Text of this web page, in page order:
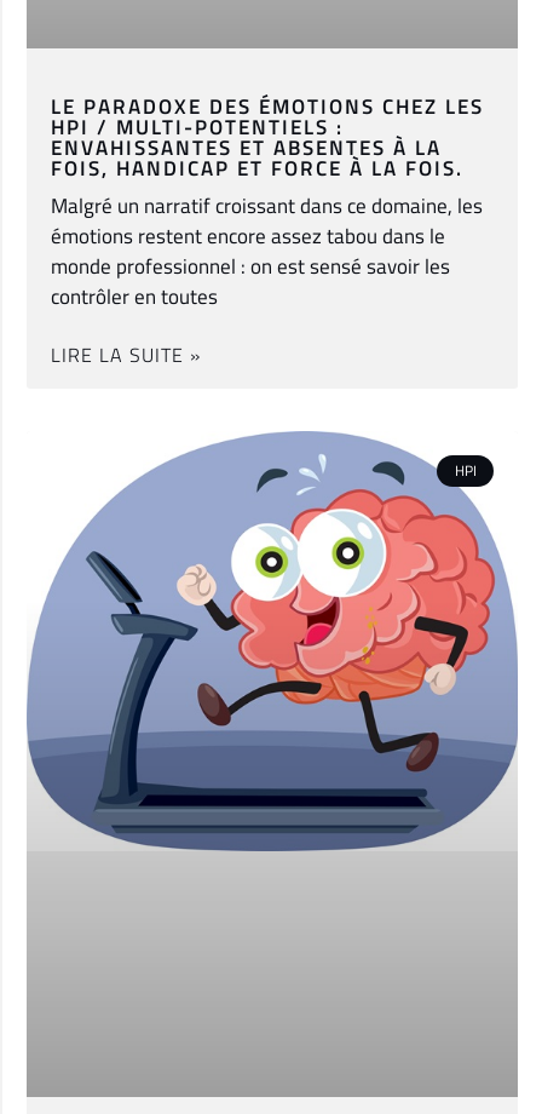
LE PARADOXE DES ÉMOTIONS CHEZ LES
HPI / MULTI-POTENTIELS :
ENVAHISSANTES ET ABSENTES À LA
FOIS, HANDICAP ET FORCE À LA FOIS.
Malgré un narratif croissant dans ce domaine, les
émotions restent encore assez tabou dans le
monde professionnel : on est sensé savoir les
contrôler en toutes
LIRE LA SUITE »
HPI